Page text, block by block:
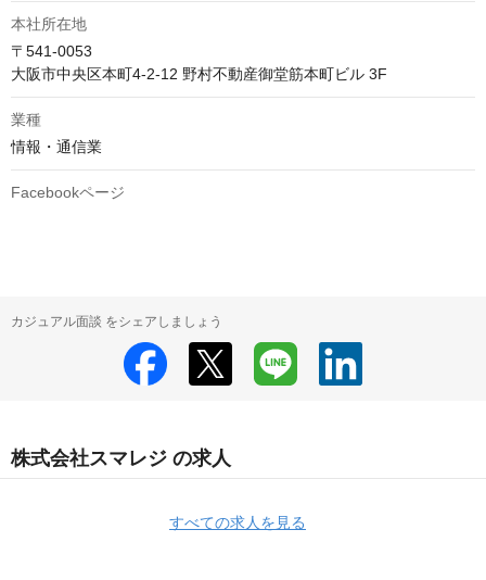
本社所在地
〒541-0053
大阪市中央区本町4-2-12 野村不動産御堂筋本町ビル 3F
業種
情報・通信業
Facebookページ
カジュアル面談 をシェアしましょう
株式会社スマレジ の求人
すべての求人を見る